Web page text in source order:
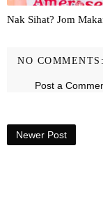
Nak Sihat? Jom
NO COMMENTS:
Post a
Newer Post